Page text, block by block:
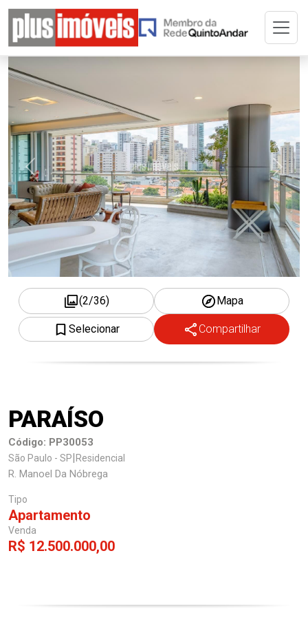
Home
A Plus
Cadastre seu Imóvel
Adm. de Imóvel
Permuta
Imóveis Selecionados
Trabalhe Conosco
(2/36) Mapa
Selecionar Compartilhar
PARAÍSO
Código: PP30053
São Paulo - SP|Residencial
R. Manoel Da Nóbrega
Tipo
Apartamento
Venda
R$ 12.500.000,00